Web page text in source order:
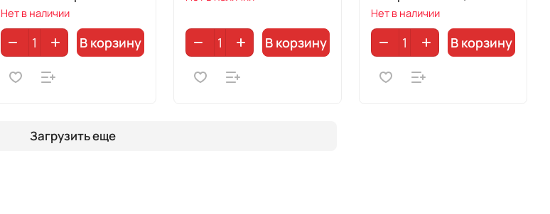
Нет в наличии
В корзину В корзину
Нет в наличии
В корзину
Загрузить еще